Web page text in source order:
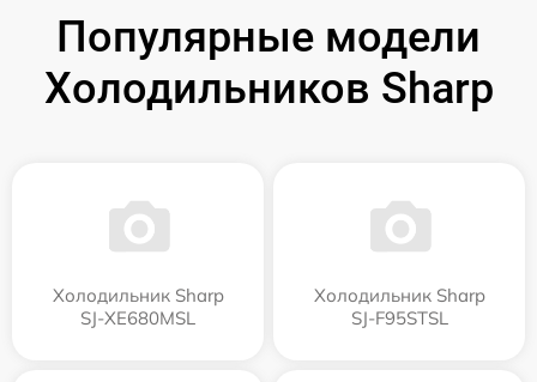
Популярные модели
Холодильников Sharp
Холодильник Sharp
SJ-XE680MSL
Холодильник Sharp
SJ-F95STSL